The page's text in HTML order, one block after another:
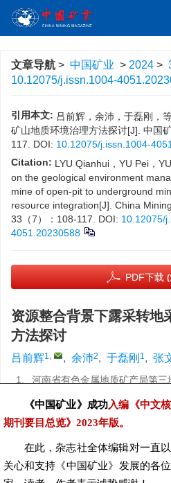
文章导航 > 中国矿业 > 2024 >
10.12075/j.issn.1004-
引用本文: 吕前辉，余沛，于磊刚，
矿山地质环境治理方法探讨[J]. 中国
117.
DOI: 10.12075/j.issn.1004-
Citation: LYU Qianhui，YU Pei，
on the geological environment
mine of open-pit to underground
resource integration[J]. China
33（7）：108-117.
DOI: 10.12075/
4051.20230588
PDF下载
资源整合背景下露采转地
方法探讨
吕前辉1, , 余沛2, 于磊刚 1, 张
1.
河南省有色金属地质矿产局第三
信阳学院土木工程学院，河南
3.
中牟县第二高级中学，河南 郑
基金项目: 2024年度河南省科技攻关
草为基材的3D打印建筑构件关键技
242102320347）
《中国矿业》成功 入编《中文
期刊要目总览》2023年版。
在此，杂志社全体编辑对一直
关心和支持《中国矿业》发展的各